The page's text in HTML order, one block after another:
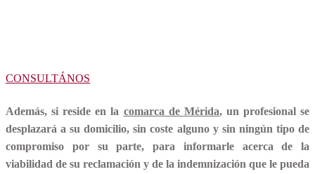
CONSULTÁNOS
Además, si reside en la comarca de Mérida, un profesional se
desplazará a su domicilio,sin coste alguno y sin ningún tipo de
compromiso por su parte, para informarle acerca de la
viabilidad de su reclamación y de la indemnización que le pueda